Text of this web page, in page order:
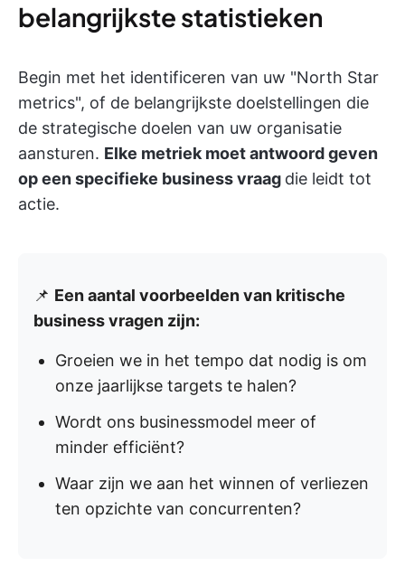
belangrijkste statistieken
Begin met het identificeren van uw "North Star
metrics", of de belangrijkste doelstellingen die
de strategische doelen van uw organisatie
aansturen. Elke metriek moet antwoord geven
op een specifieke business vraag die leidt tot
actie.
📌 Een aantal voorbeelden van kritische
business vragen zijn:
Groeien we in het tempo dat nodig is om
onze jaarlijkse targets te halen?
Wordt ons businessmodel meer of
minder efficiënt?
Waar zijn we aan het winnen of verliezen
ten opzichte van concurrenten?